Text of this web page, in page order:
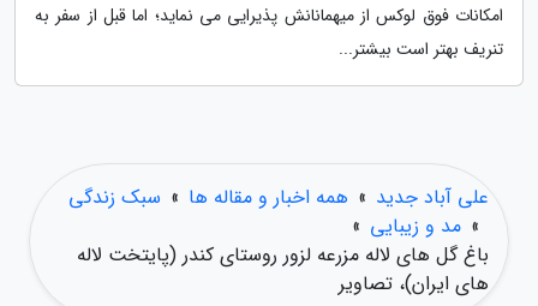
امکانات فوق لوکس از میهمانانش پذیرایی می نماید؛ اما قبل از سفر به
تنریف بهتر است بیشتر...
علی آباد جدید » همه اخبار و مقاله ها » سبک زندگی
» مد و زیبایی »
باغ گل های لاله مزرعه لزور روستای کندر (پایتخت لاله
های ایران)، تصاویر